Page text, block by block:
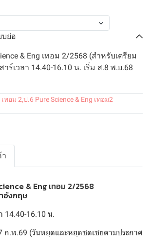
ย่อ
& Eng เทอม 2/2568 (สำหรับเตรียม
ร์เวลา 14.40-16.10 น. เริ่ม ส.8 พ.ย.68
ทอม 2,ป.6 Pure Science & Eng เทอม2
& Eng เทอม 2/2568
อังกฤษ
14.40-16.10 น.
ก.พ.69 (วันหยุดและหยุดชดเชยตามประกาศ